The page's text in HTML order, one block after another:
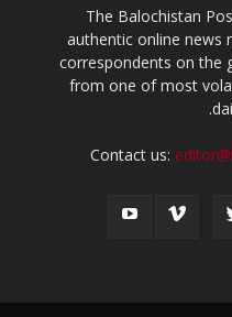
The Balochistan
authentic online news
correspondents on the
from one of most
Contact us: